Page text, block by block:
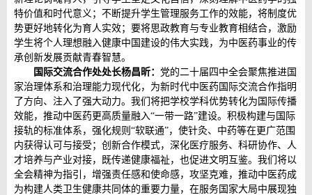
特价值和时代意义；不断提升学生管理服务工作的效能，将制度优
势更好地转化为育人实效；要将思政教育与专业教育相结合，激励
学生将个人理想融入健康中国建设的伟大实践，为中医药事业的传
承创新发展贡献青春智慧。
国际交流合作处处长杨昌昕： 党的二十届四中全会聚焦推进国
家治理体系和治理能力现代化，为新时代中医药国际交流合作指明
了方向、注入了强大动力。我们将把学校学科优势转化为国际传播
效能，推动中医药更高质量融入“一带一路”建设。积极构建与国际
接轨的标准体系，强化规则“软联通”，使针灸、中药等在更广范围
内获得认可与接受；创新合作模式，深化医疗服务、科研协作、人
才培养与产业对接，既传递健康福祉，也促进文明互鉴。我们将以
全会精神为指引，增强责任感和使命感，攻坚克难，推动中医药成
为构建人类卫生健康共同体的重要力量，在服务国家大局中展现独